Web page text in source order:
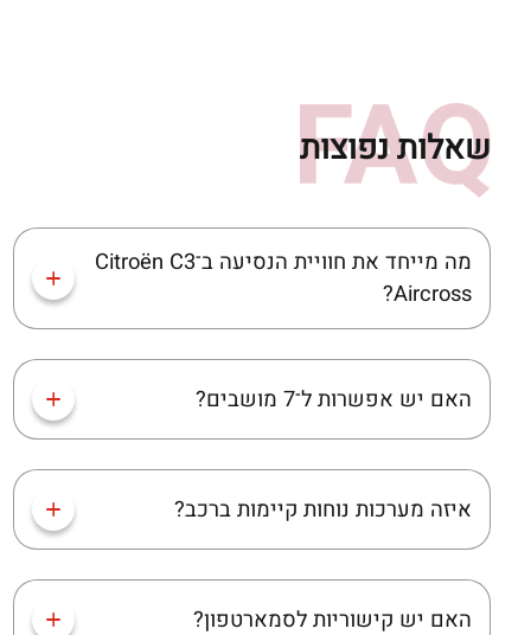
שאלות נפוצות
מה מייחד את חוויית הנסיעה ב־Citroën C3
Aircross?
האם יש אפשרות ל־7 מושבים?
איזה מערכות נוחות קיימות ברכב?
האם יש קישוריות לסמארטפון?